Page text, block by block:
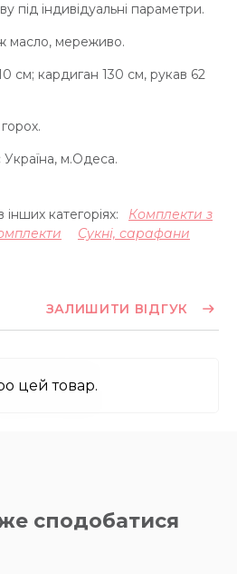
під індивідуальні параметри.
масло, мереживо.
см; кардиган 130 см, рукав 62
Україна, м.Одеса.
категоріях:
Комплекти з
Сукні, сарафани
ЗАЛИШИТИ ВІДГУК
цей товар.
сподобатися